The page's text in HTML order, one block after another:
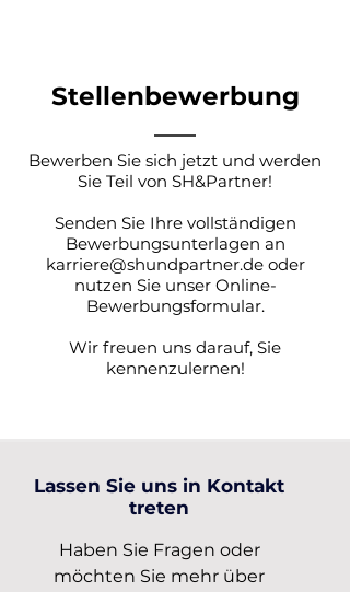
Stellenbewerbung
Bewerben Sie sich jetzt und werden
Sie Teil von SH&Partner!
Senden Sie Ihre vollständigen
Bewerbungsunterlagen an
karriere@shundpartner.de oder
nutzen Sie unser Online-
Bewerbungsformular.
Wir freuen uns darauf, Sie
kennenzulernen!
Lassen Sie uns in Kontakt
treten
Haben Sie Fragen oder
möchten Sie mehr über